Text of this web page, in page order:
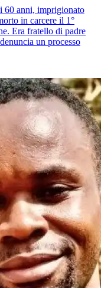
60 anni, imprigionato
in carcere il 1°
Era fratello di padre
un processo